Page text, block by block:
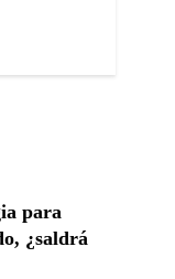
para
¿saldrá